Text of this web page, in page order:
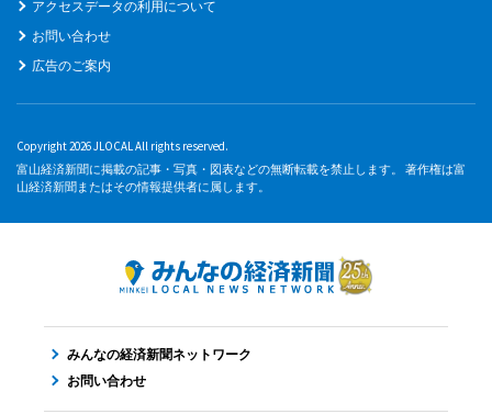
アクセスデータの利用について
お問い合わせ
広告のご案内
Copyright 2026 JLOCAL All rights reserved.
富山経済新聞に掲載の記事・写真・図表などの無断転載を禁止します。 著作権は富
山経済新聞またはその情報提供者に属します。
みんなの経済新聞ネットワーク
お問い合わせ